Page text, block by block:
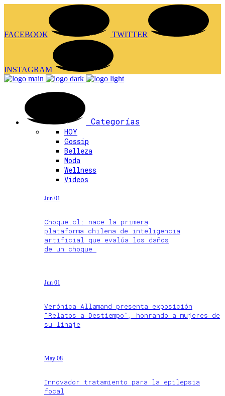
FACEBOOK TWITTER
INSTAGRAM
Categorías
HOY
Gossip
Belleza
Moda
Wellness
Videos
Jun 01
Choque.cl: nace la primera
plataforma chilena de inteligencia
artificial que evalúa los daños
de un choque
Jun 01
Verónica Allamand presenta exposición
“Relatos a Destiempo”, honrando a mujeres de
su linaje
May 08
Innovador tratamiento para la epilepsia
focal